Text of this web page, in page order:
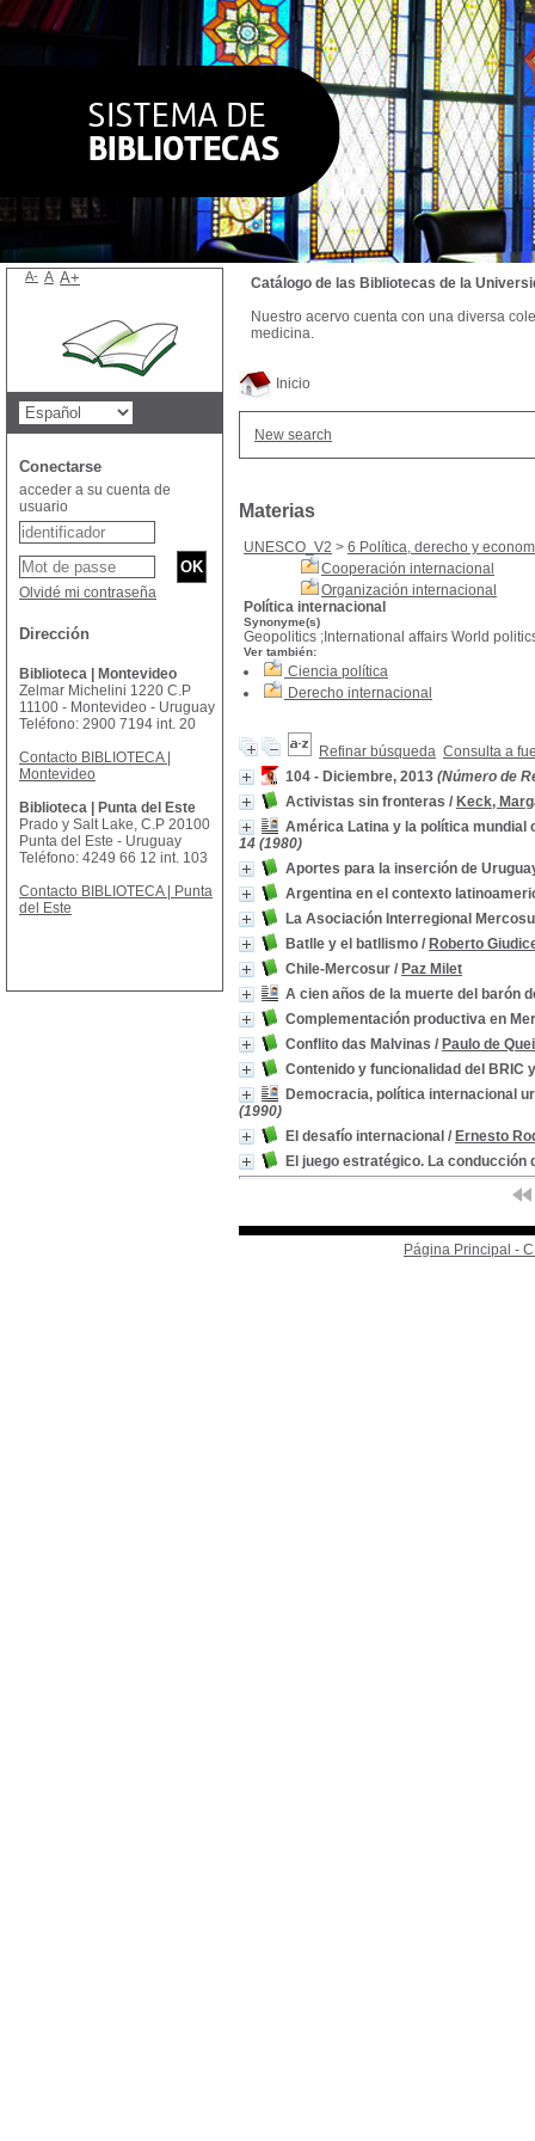
Inicio
New search
Materias
UNESCO_V2 > 6 Política, derecho y
Cooperación internacional
Organización internacional
Política internacional
Synonyme(s)
Geopolitics ;International affairs World
Ver también:
Ciencia política
Derecho internacional
Refinar búsqueda Consulta a
104 - Diciembre, 2013 (Número de
Activistas sin fronteras / Keck,
América Latina y la política mundial
14 (1980)
Aportes para la inserción de
Argentina en el contexto
La Asociación Interregional
Batlle y el batllismo / Roberto
Chile-Mercosur / Paz Milet
A cien años de la muerte del barón
Complementación productiva en
Conflito das Malvinas / Paulo de
Contenido y funcionalidad del BRIC
Democracia, política internacional
(1990)
El desafío internacional / Ernesto
El juego estratégico. La
Página Principal -
Catálogo de las Bibliotecas de la
Nuestro acervo cuenta con una diversa
medicina.
A- A A+
Conectarse
acceder a su cuenta de
usuario
Olvidé mi contraseña
Dirección
Biblioteca | Montevideo
Zelmar Michelini 1220 C.P
11100 - Montevideo - Uruguay
Teléfono: 2900 7194 int. 20
Contacto BIBLIOTECA |
Montevideo
Biblioteca | Punta del Este
Prado y Salt Lake, C.P 20100
Punta del Este - Uruguay
Teléfono: 4249 66 12 int. 103
Contacto BIBLIOTECA | Punta
del Este